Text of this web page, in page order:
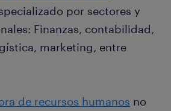
por sectores y
Finanzas, contabilidad,
marketing, entre
de recursos humanos no